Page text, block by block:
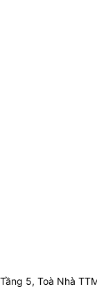
Tầng 5, Toà Nhà